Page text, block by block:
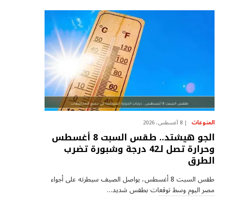
المنوعات 8 أغسطس، 2026
الجو هيشتد.. طقس السبت 8 أغسطس
وحرارة تصل لـ42 درجة وشبورة تضرب
الطرق
طقس السبت 8 أغسطس، يواصل الصيف سيطرته على أجواء
مصر اليوم وسط توقعات بطقس شديد…